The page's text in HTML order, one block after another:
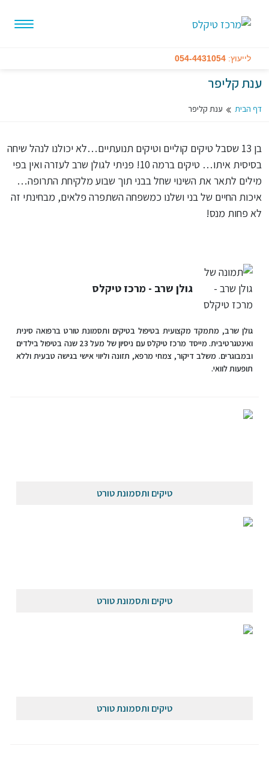
לייעוץ: 054-4431054
ענת קליפר
דף הבית ענת קליפר
בן 13 שסבל טיקים קוליים וטיקים תנועתיים…לא יכולנו לנהל שיחה
בסיסית איתו… טיקים ברמה 10! פניתי לגולן שרב לעזרה ואין בפי
מילים לתאר את השינוי שחל בבני תוך שבוע מלקיחת התרופה…
איכות החיים של בני ושלנו כמשפחה השתפרה פלאים, מבחינתי זה
לא פחות מנס!
גולן שרב - מרכז טיקלס
גולן שרב, מתמקד מקצועית בטיפול בטיקים ותסמונת טורט ברפואה סינית
ואינטגרטיבית. מייסד מרכז טיקלס עם ניסיון של מעל 23 שנה בטיפול בילדים
ובמבוגרים. משלב דיקור, צמחי מרפא, תזונה וליווי אישי בגישה טבעית וללא
תופעות לוואי.
טיקים ותסמונת טורט
טיקים ותסמונת טורט
טיקים ותסמונת טורט